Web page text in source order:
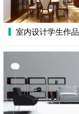
室内设计学生作品